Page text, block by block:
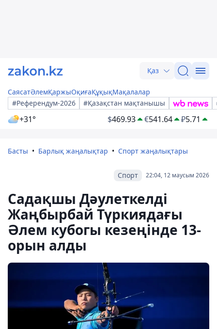
Қаз
СаясатӘлемҚаржыОқиғаҚұқықМақалалар
#Референдум-2026
#Қазақстан мақтанышы
+31° $469.93 €541.64 ₽5.71
Басты Барлық жаңалықтар Спорт жаңалықтары
22:04, 12 маусым 2026
Спорт
Садақшы Дәулеткелді
Жаңбырбай Түркиядағы
Әлем кубогы кезеңінде 13-
орын алды